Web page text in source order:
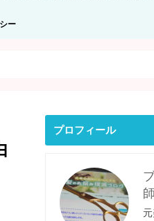
プライバシーポリシー
コメントの際のおねがい
ー
プロフィール